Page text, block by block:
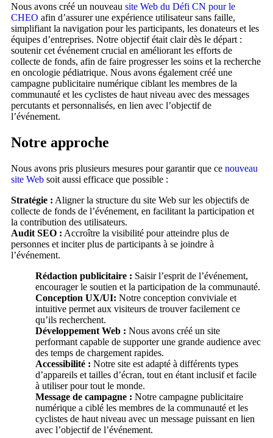
Nous avons créé un nouveau site Web du Défi CN pour le
CHEO afin d’assurer une expérience utilisateur sans faille,
simplifiant la navigation pour les participants, les donateurs et les
équipes d’entreprises. Notre objectif était clair dès le départ :
soutenir cet événement crucial en améliorant les efforts de
collecte de fonds, afin de faire progresser les soins et la recherche
en oncologie pédiatrique. Nous avons également créé une
campagne publicitaire numérique ciblant les membres de la
communauté et les cyclistes de haut niveau avec des messages
percutants et personnalisés, en lien avec l’objectif de
l’événement.
Notre approche
Nous avons pris plusieurs mesures pour garantir que ce nouveau
site Web soit aussi efficace que possible :
Stratégie : Aligner la structure du site Web sur les objectifs de
collecte de fonds de l’événement, en facilitant la participation et
la contribution des utilisateurs.
Audit SEO : Accroître la visibilité pour atteindre plus de
personnes et inciter plus de participants à se joindre à
l’événement.
Rédaction publicitaire : Saisir l’esprit de l’événement,
encourager le soutien et la participation de la communauté.
Conception UX/UI: Notre conception conviviale et
intuitive permet aux visiteurs de trouver facilement ce
qu’ils recherchent.
Développement Web : Nous avons créé un site
performant capable de supporter une grande audience avec
des temps de chargement rapides.
Accessibilité : Notre site est adapté à différents types
d’appareils et tailles d’écran, tout en étant inclusif et facile
à utiliser pour tout le monde.
Message de campagne : Notre campagne publicitaire
numérique a ciblé les membres de la communauté et les
cyclistes de haut niveau avec un message puissant en lien
avec l’objectif de l’événement.